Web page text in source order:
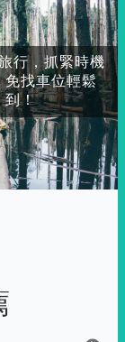
行，抓緊時機
免找車位輕鬆
到！